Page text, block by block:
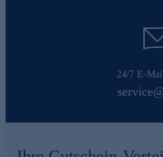
24/7 E-